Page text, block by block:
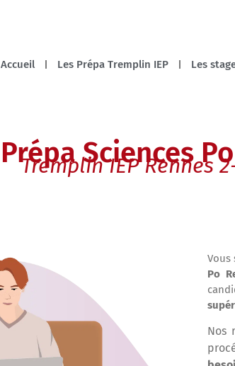
Accueil Les Prépa Tremplin IEP Les
Prépa Sciences
Tremplin IEP Rennes
Po
Nos